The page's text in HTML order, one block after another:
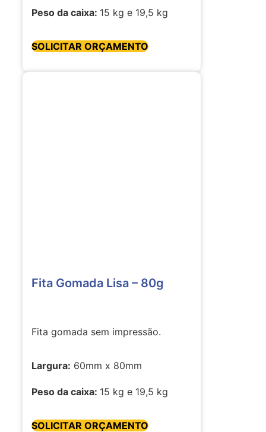
Peso da caixa: 15 kg e 19,5 kg
SOLICITAR ORÇAMENTO
Fita Gomada Lisa – 80g
Fita gomada sem impressão.
Largura: 60mm x 80mm
Peso da caixa: 15 kg e 19,5 kg
SOLICITAR ORÇAMENTO